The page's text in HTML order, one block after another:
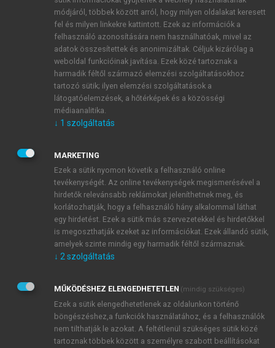
ÚJ FIÓK LÉTREHOZÁSA
1 óra díjmentes hozzáférés
E-MAIL-CÍM
JELSZÓ
JELSZÓ ÚJRA
Kérek értesítést a MeRSZ újdonságairól, akcióiról.
Kérek értesítést az Akadémiai Kiadó Zrt. újdonságairól,
Adatkezelési tájékoztatóbanfoglaltakat tudomásul
veszem és elfogadom.
Általános vásárlási feltételeket, valamint a szotar.netés a
mersz.huoldalak licencszerződéseiben foglaltakat
tudomásul veszem és elfogadom.
módjáról, többek között arról, hogy milyen oldalakat keresett
fel és milyen linkekre kattintott. Ezek az információk a
felhasználó azonosítására nem használhatóak, mivel az
adatok összesítettek és anonimizáltak. Céljuk kizárólag a
weboldal funkcióinak javítása. Ezek közé tartoznak a
harmadik féltől származó elemzési szolgáltatásokhoz
tartozó sütik; ilyen elemzési szolgáltatások a
látogatóelemzések, a hőtérképek és a közösségi
médiaanalitika.
↓ 1 szolgáltatás
MARKETING
Ezek a sütik nyomon követik a felhasználó online
tevékenységét. Az online tevékenységek megismerésével a
hirdetők relevánsabb reklámokat jeleníthetnek meg, és
korlátozhatják, hogy a felhasználó hány alkalommal láthat
egy hirdetést. Ezek a sütik más szervezetekkel és hirdetőkkel
is megoszthatják ezeket az információkat. Ezek állandó sütik,
amelyek szinte mindig egy harmadik féltől származnak.
↓ 2 szolgáltatás
MŰKÖDÉSHEZ ELENGEDHETETLEN (mindig szükséges)
Ezek a sütik elengedhetetlenek az oldalunkon történő
böngészéshez,a funkciók használatához, és a felhasználók
nem tilthatják le azokat. A feltétlenül szükséges sütik közé
tartoznak többek között a személyre szabott beállításokat